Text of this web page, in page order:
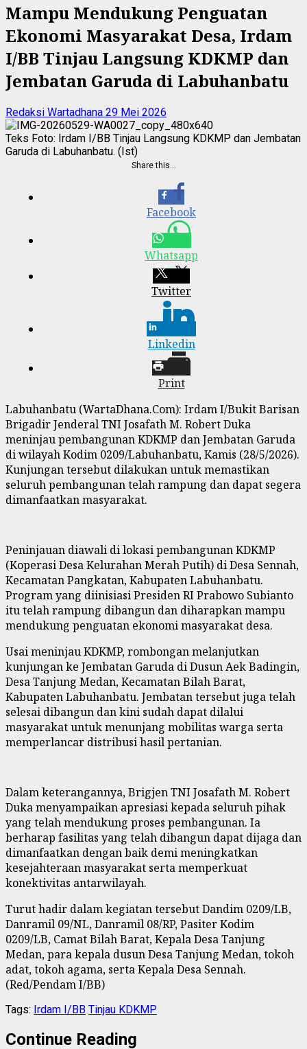
Mampu Mendukung Penguatan
Ekonomi Masyarakat Desa, Irdam
I/BB Tinjau Langsung KDKMP dan
Jembatan Garuda di Labuhanbatu
Redaksi Wartadhana 29 Mei 2026
Teks Foto: Irdam I/BB Tinjau Langsung KDKMP dan Jembatan
Garuda di Labuhanbatu. (Ist)
Share this…
Facebook
Whatsapp
Twitter
Linkedin
Print
Labuhanbatu (WartaDhana.Com): Irdam I/Bukit Barisan
Brigadir Jenderal TNI Josafath M. Robert Duka
meninjau pembangunan KDKMP dan Jembatan Garuda
di wilayah Kodim 0209/Labuhanbatu, Kamis (28/5/2026).
Kunjungan tersebut dilakukan untuk memastikan
seluruh pembangunan telah rampung dan dapat segera
dimanfaatkan masyarakat.
Peninjauan diawali di lokasi pembangunan KDKMP
(Koperasi Desa Kelurahan Merah Putih) di Desa Sennah,
Kecamatan Pangkatan, Kabupaten Labuhanbatu.
Program yang diinisiasi Presiden RI Prabowo Subianto
itu telah rampung dibangun dan diharapkan mampu
mendukung penguatan ekonomi masyarakat desa.
Usai meninjau KDKMP, rombongan melanjutkan
kunjungan ke Jembatan Garuda di Dusun Aek Badingin,
Desa Tanjung Medan, Kecamatan Bilah Barat,
Kabupaten Labuhanbatu. Jembatan tersebut juga telah
selesai dibangun dan kini sudah dapat dilalui
masyarakat untuk menunjang mobilitas warga serta
memperlancar distribusi hasil pertanian.
Dalam keterangannya, Brigjen TNI Josafath M. Robert
Duka menyampaikan apresiasi kepada seluruh pihak
yang telah mendukung proses pembangunan. Ia
berharap fasilitas yang telah dibangun dapat dijaga dan
dimanfaatkan dengan baik demi meningkatkan
kesejahteraan masyarakat serta memperkuat
konektivitas antarwilayah.
Turut hadir dalam kegiatan tersebut Dandim 0209/LB,
Danramil 09/NL, Danramil 08/RP, Pasiter Kodim
0209/LB, Camat Bilah Barat, Kepala Desa Tanjung
Medan, para kepala dusun Desa Tanjung Medan, tokoh
adat, tokoh agama, serta Kepala Desa Sennah.
(Red/Pendam I/BB)
Tags: Irdam I/BB Tinjau KDKMP
Continue Reading